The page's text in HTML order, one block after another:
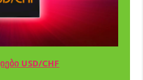
USD/CHF